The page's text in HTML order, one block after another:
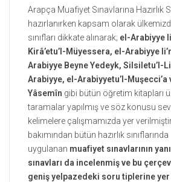
Arapça Muafiyet Sınavlarına Hazırlık
hazırlanırken kapsam olarak
sınıfları dikkate alınarak; el-Arabiyye
Kirâ’etu’l-Müyessera, el-Arabiyye
Arabiyye Beyne Yedeyk, Silsiletu’l-
Arabiyye, el-Arabiyyetu’l-Muşecci’a
Yâsemîn gibi bütün öğretim kitapları
taramalar yapılmış ve söz konusu
kelimelere çalışmamızda yer
bakımından bütün hazırlık sınıflarında
uygulanan muafiyet sınavlarının
sınavları da incelenmiş ve bu
geniş yelpazedeki soru tiplerine